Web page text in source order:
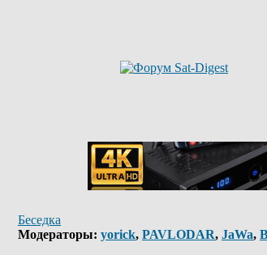
Беседка
Модераторы: yorick, PAVLODAR, JaWa,